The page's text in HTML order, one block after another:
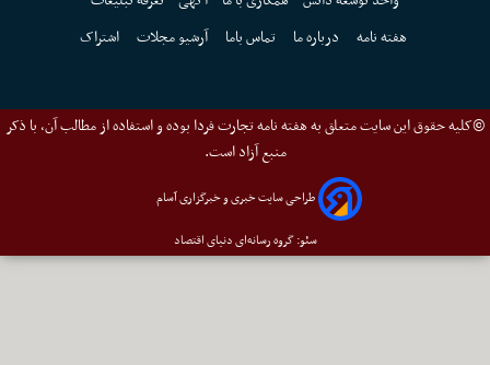
هفته نامه
درباره ما تماس باما آرشیو مجلات اشتراک
©کلیه حقوق این سایت متعلق به هفته نامه تجارت فردا بوده و استفاده از مطالب آن، با ذکر
منبع آزاد است.
طراحی سایت خبری و خبرگزاری آسام
سئو: گروه رسانه‌ای دنیای اقتصاد